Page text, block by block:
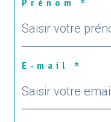
Prénom *
E-mail *